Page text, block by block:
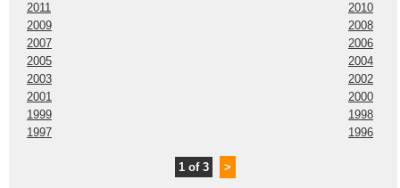
2011
2010
2009
2008
2007
2006
2005
2004
2003
2002
2001
2000
1999
1998
1997
1996
1 of 3 >